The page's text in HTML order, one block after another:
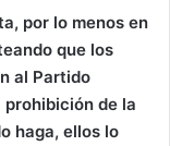
por lo menos en
que los
al Partido
prohibición de la
haga, ellos lo